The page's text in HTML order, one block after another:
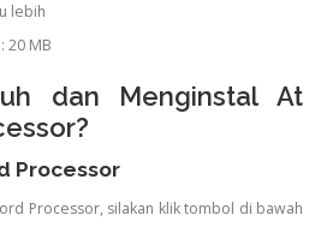
lebih
20 MB
dan Menginstal At
Processor
Processor, silakan klik tombol di bawah